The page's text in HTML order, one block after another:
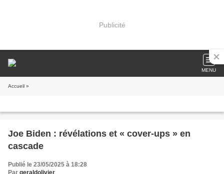
Publicité
MENU
Accueil »
Joe Biden : révélations et « cover-ups » en
cascade
Publié le 23/05/2025 à 18:28
Par geraldolivier